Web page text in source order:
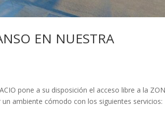
EN NUESTRA
pone a su disposición el acceso libre a la
ambiente cómodo con los siguientes servicios: